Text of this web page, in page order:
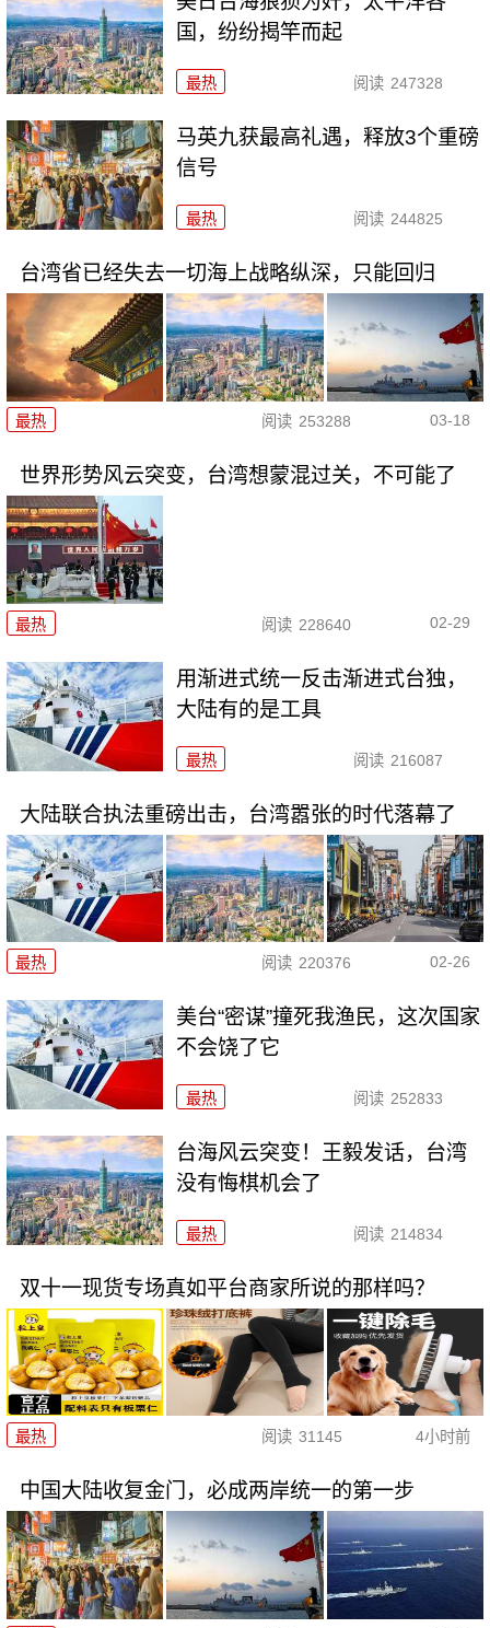
国，纷纷揭竿而起
最热 阅读 247328
马英九获最高礼遇，释放3个重磅
信号
最热 阅读 244825
台湾省已经失去一切海上战略纵深，只能回归
最热 阅读 253288 03-18
世界形势风云突变，台湾想蒙混过关，不可能了
最热 阅读 228640 02-29
用渐进式统一反击渐进式台独，
大陆有的是工具
最热 阅读 216087
大陆联合执法重磅出击，台湾嚣张的时代落幕了
最热 阅读 220376 02-26
美台“密谋”撞死我渔民，这次国家
不会饶了它
最热 阅读 252833
台海风云突变！王毅发话，台湾
没有悔棋机会了
最热 阅读 214834
双十一现货专场真如平台商家所说的那样吗？
最热 阅读 31145 4小时前
中国大陆收复金门，必成两岸统一的第一步